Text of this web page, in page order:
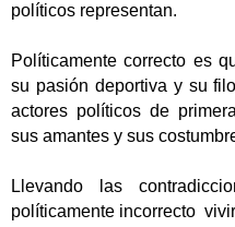
políticos representan.
Políticamente correcto es
su pasión deportiva y su
actores políticos de
sus amantes y sus
Llevando las
políticamente incorrecto